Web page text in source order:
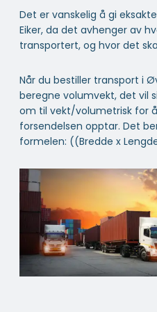
Det er vanskelig å gi
Eiker, da det avhenger av
transportert, og hvor det
Når du bestiller transport i
beregne volumvekt, det vil
om til vekt/volumetrisk for
forsendelsen opptar. Det
formelen: ((Bredde x